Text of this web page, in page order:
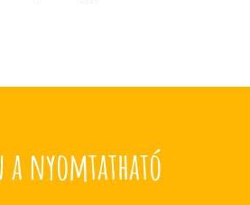
a nyomtatható